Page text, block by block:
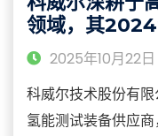
类，广泛应用于造纸
领域，其
2025年10月22日
科威尔技术股份有
氢能测试装备供应